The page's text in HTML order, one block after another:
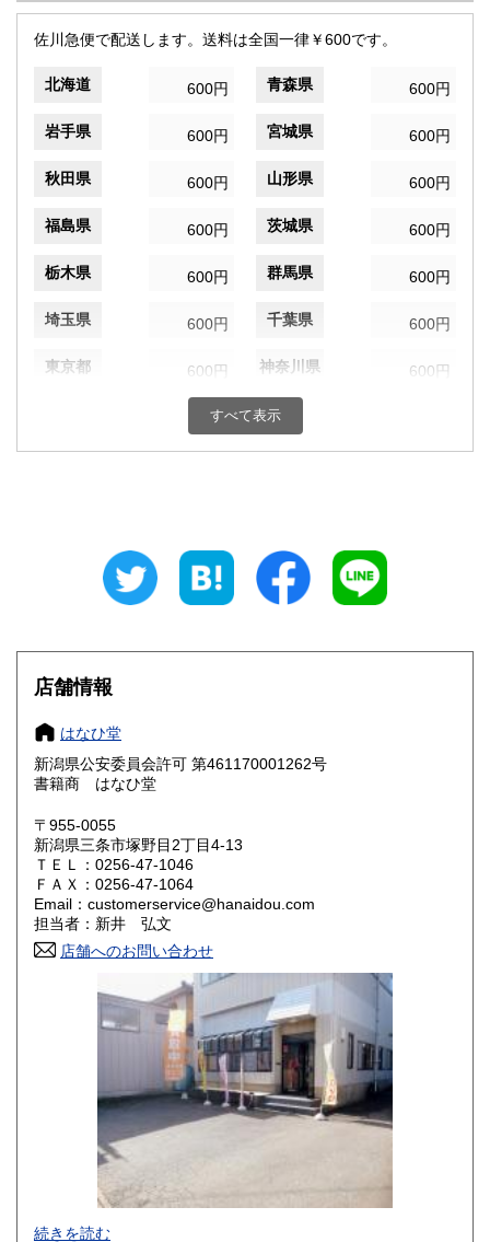
佐川急便で配送します。送料は全国一律￥600です。
北海道 600円 青森県 600円
岩手県 600円 宮城県 600円
秋田県 600円 山形県 600円
福島県 600円 茨城県 600円
栃木県 600円 群馬県 600円
埼玉県 600円 千葉県 600円
東京都 600円 神奈川県 600円
600円 富山県
静岡県
600円 三重県
滋賀県 600円 京都府 600円
大阪府
奈良県
鳥取県
岡山県 600円
山口県 600円
香川県
600円 福岡県
600円 長崎県
600円 大分県
600円 鹿児島県
すべて表示
店舗情報
はなひ堂
新潟県公安委員会許可 第461170001262号
書籍商 はなひ堂
〒955-0055
新潟県三条市塚野目2丁目4-13
ＴＥＬ：0256-47-1046
ＦＡＸ：0256-47-1064
Email：customerservice@hanaidou.com
担当者：新井 弘文
店舗へのお問い合わせ
続きを読む